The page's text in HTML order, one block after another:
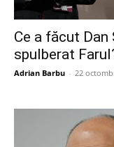
Ce a făcut Dan
spulberat
Adrian Barbu - 22